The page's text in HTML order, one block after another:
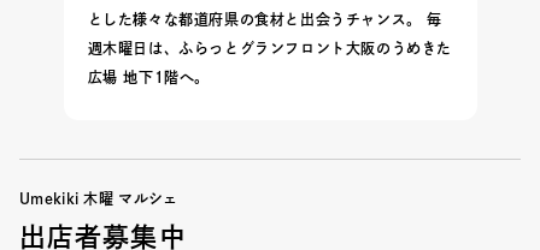
とした様々な都道府県の食材と出会うチャンス。 毎
週木曜日は、ふらっとグランフロント大阪のうめきた
広場 地下1階へ。
Umekiki 木曜 マルシェ
出店者募集中